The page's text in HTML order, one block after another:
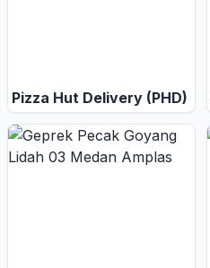
Pizza Hut Delivery (PHD)